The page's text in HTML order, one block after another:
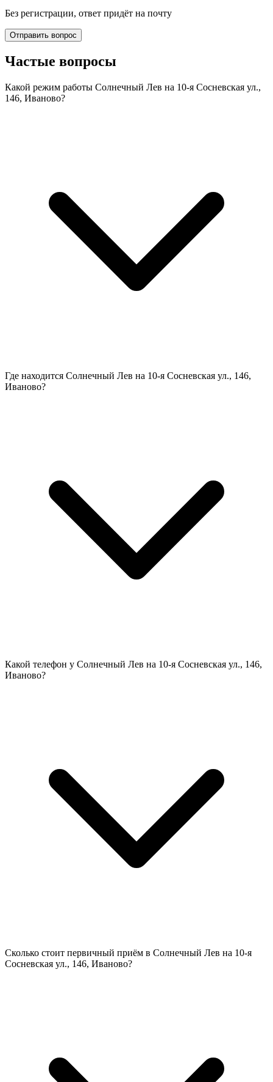
Без регистрации, ответ придёт на почту
Отправить вопрос
Частые вопросы
Какой режим работы Солнечный Лев на 10-я Сосневская ул.,
146, Иваново?
Где находится Солнечный Лев на 10-я Сосневская ул., 146,
Иваново?
Какой телефон у Солнечный Лев на 10-я Сосневская ул., 146,
Иваново?
Сколько стоит первичный приём в Солнечный Лев на 10-я
Сосневская ул., 146, Иваново?